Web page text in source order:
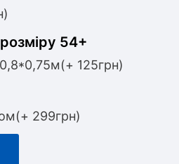
54+
125грн)
299грн)